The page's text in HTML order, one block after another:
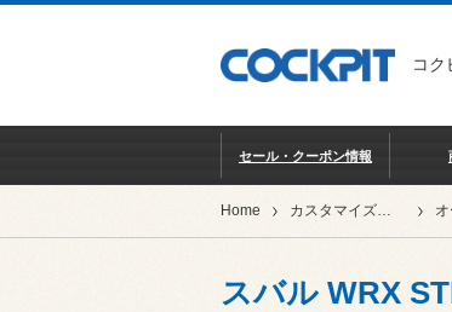
コク
セール・クーポン情報
Home カスタマイズカー紹介
スバル WRX